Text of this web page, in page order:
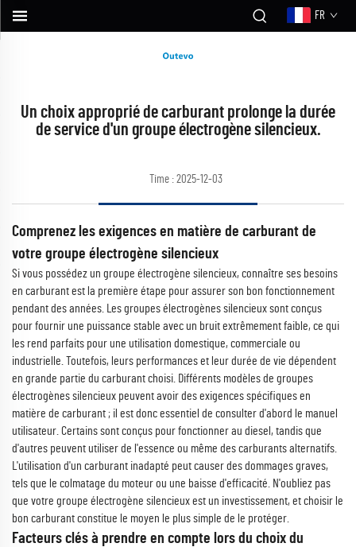
FR
Un choix approprié de carburant prolonge la durée
de service d'un groupe électrogène silencieux.
Time : 2025-12-03
Comprenez les exigences en matière de carburant de
votre groupe électrogène silencieux
Si vous possédez un groupe électrogène silencieux, connaître ses besoins
en carburant est la première étape pour assurer son bon fonctionnement
pendant des années. Les groupes électrogènes silencieux sont conçus
pour fournir une puissance stable avec un bruit extrêmement faible, ce qui
les rend parfaits pour une utilisation domestique, commerciale ou
industrielle. Toutefois, leurs performances et leur durée de vie dépendent
en grande partie du carburant choisi. Différents modèles de groupes
électrogènes silencieux peuvent avoir des exigences spécifiques en
matière de carburant ; il est donc essentiel de consulter d'abord le manuel
utilisateur. Certains sont conçus pour fonctionner au diesel, tandis que
d'autres peuvent utiliser de l'essence ou même des carburants alternatifs.
L'utilisation d'un carburant inadapté peut causer des dommages graves,
tels que le colmatage du moteur ou une baisse d'efficacité. N'oubliez pas
que votre groupe électrogène silencieux est un investissement, et choisir le
bon carburant constitue le moyen le plus simple de le protéger.
Facteurs clés à prendre en compte lors du choix du